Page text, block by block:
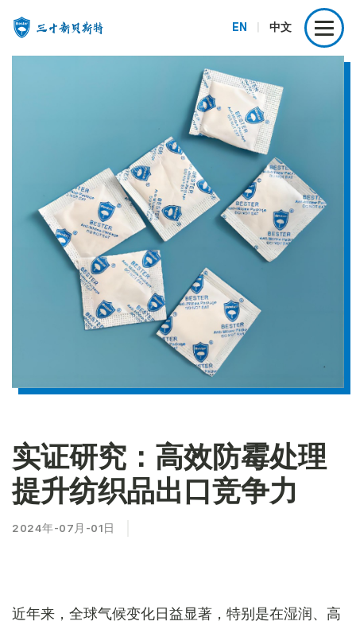
EN 中文
实证研究：高效防霉处理
提升纺织品出口竞争力
2024年-07月-01日
近年来，全球气候变化日益显著，特别是在湿润、高